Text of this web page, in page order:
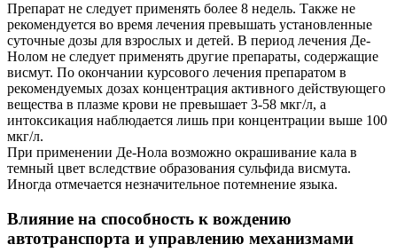
Препарат не следует применять более 8 недель. Также не
рекомендуется во время лечения превышать установленные
суточные дозы для взрослых и детей. В период лечения Де-
Нолом не следует применять другие препараты, содержащие
висмут. По окончании курсового лечения препаратом в
рекомендуемых дозах концентрация активного действующего
вещества в плазме крови не превышает 3-58 мкг/л, а
интоксикация наблюдается лишь при концентрации выше 100
мкг/л.
При применении Де-Нола возможно окрашивание кала в
темный цвет вследствие образования сульфида висмута.
Иногда отмечается незначительное потемнение языка.
Влияние на способность к вождению
автотранспорта и управлению механизмами